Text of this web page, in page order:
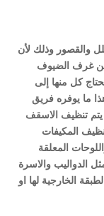
والقصور وذلك لأن
غرف الضيوف
كل منها إلى
ما يوفره فريق
تنظيف الاسقف
المكيفات
المعلقة
الدواليب والاسرة
الخارجية لها او